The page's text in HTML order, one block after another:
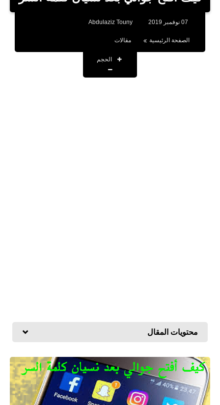
اخبار
Abdulaziz Touny
الصفحة الرئيسية مقالات
الحجم
محتويات المقال